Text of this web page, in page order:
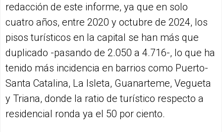
redacción de este informe, ya que en solo
cuatro años, entre 2020 y octubre de 2024, los
pisos turísticos en la capital se han más que
duplicado -pasando de 2.050 a 4.716-, lo que ha
tenido más incidencia en barrios como Puerto-
Santa Catalina, La Isleta, Guanarteme, Vegueta
y Triana, donde la ratio de turístico respecto a
residencial ronda ya el 50 por ciento.